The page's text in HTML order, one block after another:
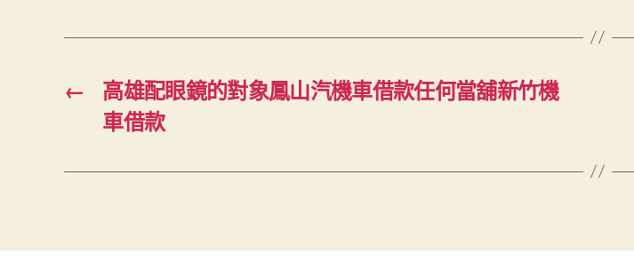
←
高雄配眼鏡的對象鳳山汽機車借款任何當舖新竹機
車借款